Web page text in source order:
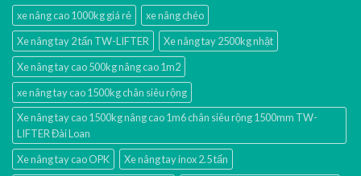
xe nâng cao 1000kg giá rẻ
xe nâng chéo
Xe nâng tay 2 tấn TW-LIFTER
Xe nâng tay 2500kg nhật
Xe nâng tay cao 500kg nâng cao 1m2
xe nâng tay cao 1500kg chân siêu rộng
Xe nâng tay cao 1500kg nâng cao 1m6 chân siêu rộng 1500mm TW-
LIFTER Đài Loan
Xe nâng tay cao OPK
Xe nâng tay inox 2.5 tấn